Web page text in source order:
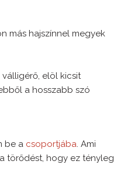
más hajszínnel megyek
elöl kicsit
a hosszabb szó
be a csoportjába. Ami
törődést, hogy ez tényleg